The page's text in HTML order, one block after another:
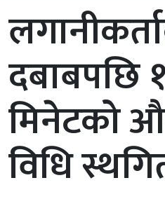
दबाबपछि
मिनेटको
विधि